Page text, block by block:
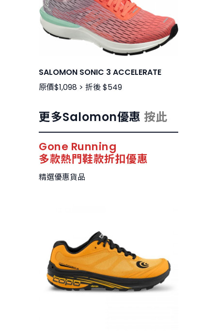
SALOMON SONIC 3 ACCELERATE
原價$1,098 > 折後 $549
更多Salomon優惠 按此
Gone Running
多款熱門鞋款折扣優惠
精選優惠貨品